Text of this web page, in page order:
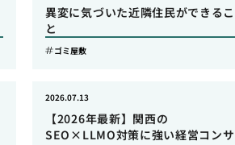
異変に気づいた近隣住民ができるこ
と
ゴミ屋敷
【2026年最新】関西の
SEO×LLMO対策に強い経営コンサ
2026.07.13